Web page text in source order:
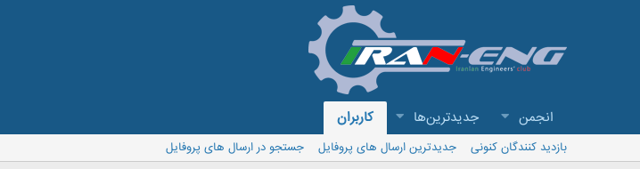
انجمن جدیدترین‌ها کاربران
بازدید کنندگان کنونی جدیدترین ارسال های پروفایل
جستجو در ارسال های پروفایل